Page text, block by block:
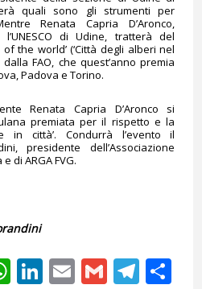
quali sono gli strumenti per
Renata Capria D’Aronco,
di Udine, tratterà del
the world’ (‘Città degli alberi nel
dalla FAO, che quest’anno premia
Padova e Torino.
Renata Capria D’Aronco si
premiata per il rispetto e la
in città’. Condurrà l’evento il
presidente dell’Associazione
di ARGA FVG.
WhatsApp
LinkedIn
EmailGmail